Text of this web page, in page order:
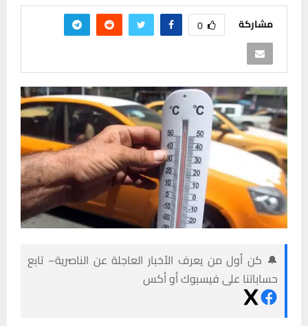
مشاركة 0
🔔 كن أول من يعرف الأخبار العاجلة عن الناصرية– تابع
حساباتنا على فيسبوك أو أكس